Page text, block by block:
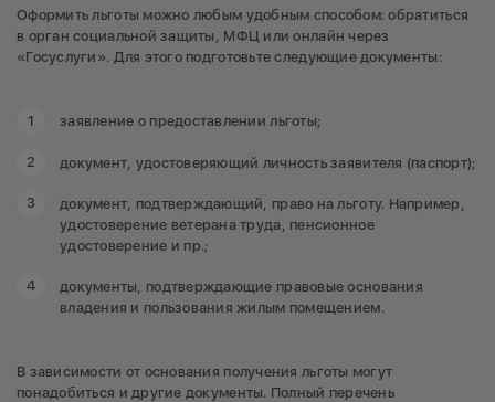
Оформить льготы можно любым удобным способом: обратиться
в орган социальной защиты, МФЦ или онлайн через
«Госуслуги». Для этого подготовьте следующие документы:
заявление о предоставлении льготы;
документ, удостоверяющий личность заявителя (паспорт);
документ, подтверждающий, право на льготу. Например,
удостоверение ветерана труда, пенсионное
удостоверение и пр.;
документы, подтверждающие правовые основания
владения и пользования жилым помещением.
В зависимости от основания получения льготы могут
понадобиться и другие документы. Полный перечень